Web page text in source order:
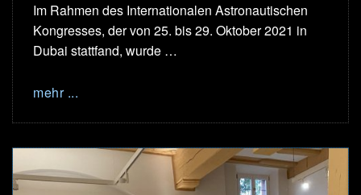
Im Rahmen des Internationalen Astronautischen
Kongresses, der von 25. bis 29. Oktober 2021 in
Dubai stattfand, wurde …
mehr ...